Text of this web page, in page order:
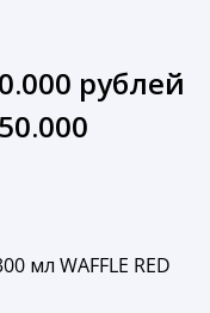
рублей
мл WAFFLE RED